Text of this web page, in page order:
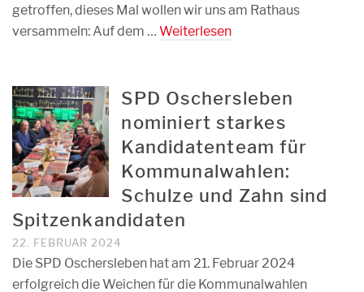
getroffen, dieses Mal wollen wir uns am Rathaus
versammeln: Auf dem … Weiterlesen
SPD Oschersleben
nominiert starkes
Kandidatenteam für
Kommunalwahlen:
Schulze und Zahn sind
Spitzenkandidaten
22. FEBRUAR 2024
Die SPD Oschersleben hat am 21. Februar 2024
erfolgreich die Weichen für die Kommunalwahlen